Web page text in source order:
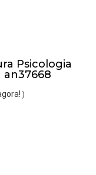
Psicologia
an37668
)